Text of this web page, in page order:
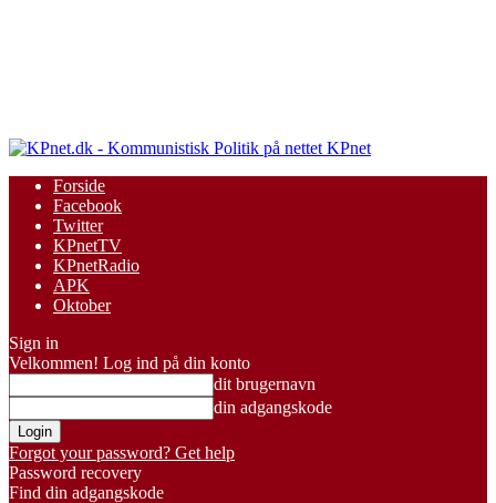
KPnet
Forside
Facebook
Twitter
KPnetTV
KPnetRadio
APK
Oktober
Sign in
Velkommen! Log ind på din konto
dit brugernavn
din adgangskode
Forgot your password? Get help
Password recovery
Find din adgangskode